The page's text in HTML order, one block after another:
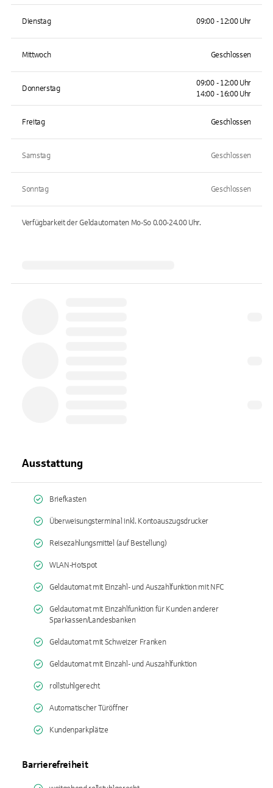
Dienstag 09:00 - 12:00 Uhr
Mittwoch Geschlossen
Donnerstag
09:00 - 12:00 Uhr
14:00 - 16:00 Uhr
Freitag Geschlossen
Samstag Geschlossen
Sonntag Geschlossen
Verfügbarkeit der Geldautomaten Mo-So 0.00-24.00Uhr.
Ausstattung
Briefkasten
Überweisungsterminal inkl. Kontoauszugsdrucker
Reisezahlungsmittel (auf Bestellung)
WLAN-Hotspot
Geldautomat mit Einzahl- und Auszahlfunktion mit NFC
Geldautomat mit Einzahlfunktion für Kunden anderer
Sparkassen/Landesbanken
Geldautomat mit Schweizer Franken
Geldautomat mit Einzahl- und Auszahlfunktion
rollstuhlgerecht
Automatischer Türöffner
Kundenparkplätze
Barrierefreiheit